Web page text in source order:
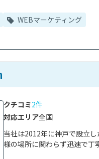
WEBマーケティング
当社は2012年に神戸で設立
様の場所に関わらず迅速で丁
クチコミ2件
対応エリア全国